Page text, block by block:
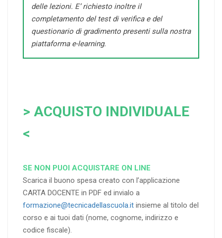
delle lezioni. E’ richiesto inoltre il
completamento del test di verifica e del
questionario di gradimento presenti sulla nostra
piattaforma e-learning.
> ACQUISTO INDIVIDUALE
<
SE NON PUOI ACQUISTARE ON LINE
Scarica il buono spesa creato con l’applicazione
CARTA DOCENTE in PDF ed invialo a
formazione@tecnicadellascuola.it insieme al titolo del
corso e ai tuoi dati (nome, cognome, indirizzo e
codice fiscale).